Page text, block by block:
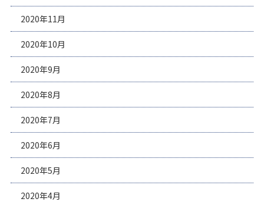
2020年11月
2020年10月
2020年9月
2020年8月
2020年7月
2020年6月
2020年5月
2020年4月